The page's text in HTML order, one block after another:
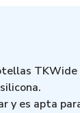
es apta